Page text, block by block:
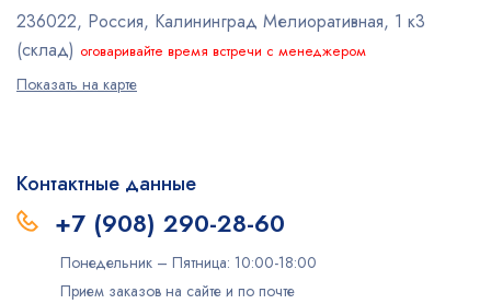
236022, Россия, Калининград Мелиоративная, 1 к3
(склад) оговаривайте время встречи с менеджером
Показать на карте
Контактные данные
+7 (908) 290-28-60
Понедельник – Пятница: 10:00-18:00
Прием заказов на сайте и по почте